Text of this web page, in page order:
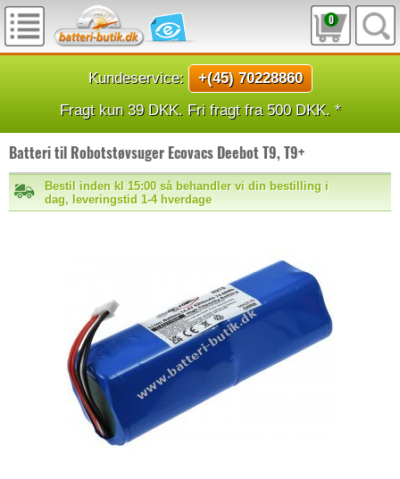
0
Kundeservice:
+(45) 70228860
Fragt kun 39 DKK. Fri fragt fra 500 DKK. *
Batteri til Robotstøvsuger Ecovacs Deebot T9, T9+
Bestil inden kl 15:00 så behandler vi din bestilling i
dag, leveringstid 1-4 hverdage